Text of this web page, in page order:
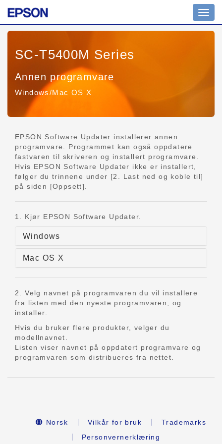
SC-T5400M Series
Annen programvare
Windows/Mac OS X
EPSON Software Updater installerer annen
programvare. Programmet kan også oppdatere
fastvaren til skriveren og installert programvare.
Hvis EPSON Software Updater ikke er installert,
følger du trinnene under [2. Last ned og koble til]
på siden [Oppsett].
1. Kjør EPSON Software Updater.
Windows
Mac OS X
2. Velg navnet på programvaren du vil installere
fra listen med den nyeste programvaren, og
installer.
Hvis du bruker flere produkter, velger du
modellnavnet.
Listen viser navnet på oppdatert programvare og
programvaren som distribueres fra nettet.
Norsk Vilkår for bruk
Trademarks
Personvernerklæring